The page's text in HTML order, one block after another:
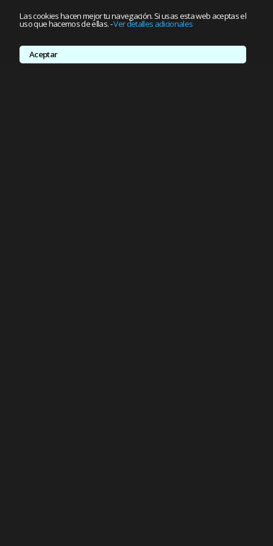
Las cookies hacen mejor tu navegación. Si usas esta web aceptas el
uso que hacemos de ellas.-Ver detalles adicionales
Aceptar